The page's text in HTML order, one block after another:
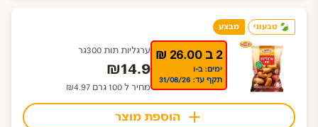
טבעוני מבצע
2 ב 26.00 ₪
ימים: ב-ו
תקף עד: 31/08/26
ערגליות תות 300גר
₪14.9
מחיר ל 100 גרם ₪4.97
הוספת מוצר